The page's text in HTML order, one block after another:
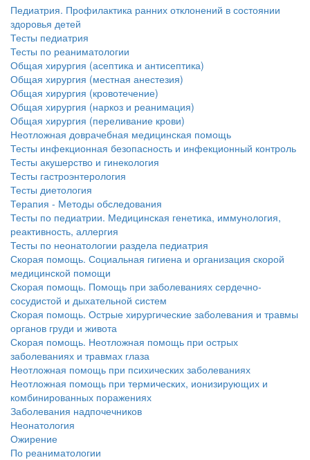
Педиатрия. Профилактика ранних отклонений в состоянии
здоровья детей
Тесты педиатрия
Тесты по реаниматологии
Общая хирургия (асептика и антисептика)
Общая хирургия (местная анестезия)
Общая хирургия (кровотечение)
Общая хирургия (наркоз и реанимация)
Общая хирургия (переливание крови)
Неотложная доврачебная медицинская помощь
Тесты инфекционная безопасность и инфекционный контроль
Тесты акушерство и гинекология
Тесты гастроэнтерология
Тесты диетология
Терапия - Методы обследования
Тесты по педиатрии. Медицинская генетика, иммунология,
реактивность, аллергия
Тесты по неонатологии раздела педиатрия
Скорая помощь. Социальная гигиена и организация скорой
медицинской помощи
Скорая помощь. Помощь при заболеваниях сердечно-
сосудистой и дыхательной систем
Скорая помощь. Острые хирургические заболевания и травмы
органов груди и живота
Скорая помощь. Неотложная помощь при острых
заболеваниях и травмах глаза
Неотложная помощь при психических заболеваниях
Неотложная помощь при термических, ионизирующих и
комбинированных поражениях
Заболевания надпочечников
Неонатология
Ожирение
По реаниматологии